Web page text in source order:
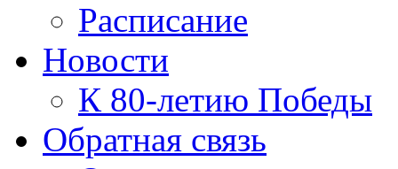
Расписание
Новости
К 80-летию Победы
Обратная связь